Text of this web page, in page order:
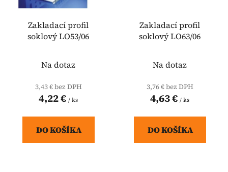
Zakladací profil
soklový LO53/06
Na dotaz
3,43 € bez DPH
4,22 € / ks
DO KOŠÍKA
Zakladací profil
soklový LO63/06
Na dotaz
3,76 € bez DPH
4,63 € / ks
DO KOŠÍKA